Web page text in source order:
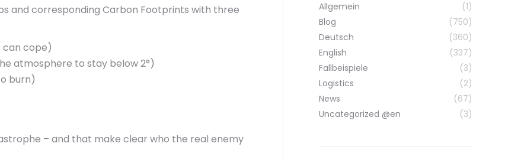
and corresponding Carbon Footprints with three
can cope)
atmosphere to stay below 2°)
burn)
– and that make clear who the real enemy
Allgemein
(1)
Blog
(750)
Deutsch
(360)
English
(337)
Fallbeispiele
(3)
Logistics
(2)
News
(67)
Uncategorized @en
(3)